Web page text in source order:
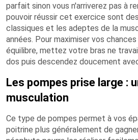
parfait sinon vous n'arriverez pas à
pouvoir réussir cet exercice sont
classiques et les adeptes de la
années. Pour maximiser vos
équilibre, mettez votre bras ne
dos puis descendez doucement
Les pompes prise large :
musculation
Ce type de pompes permet à vos
poitrine plus généralement de